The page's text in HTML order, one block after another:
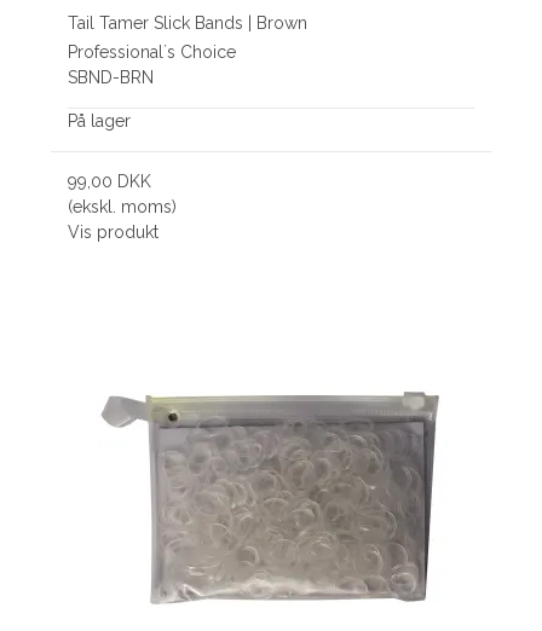
Tail Tamer Slick Bands | Brown
Professional´s Choice
SBND-BRN
På lager
99,00 DKK
(ekskl. moms)
Vis produkt